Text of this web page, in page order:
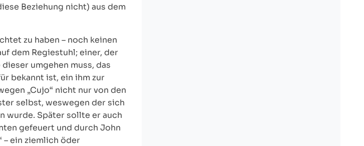
Beziehung nicht) aus dem
zu haben – noch keinen
dem Regiestuhl; einer, der
umgehen muss, das
bekannt ist, ein ihm zur
„Cujo“ nicht nur von den
selbst, weswegen der sich
wurde. Später sollte er auch
gefeuert und durch John
– ein ziemlich öder